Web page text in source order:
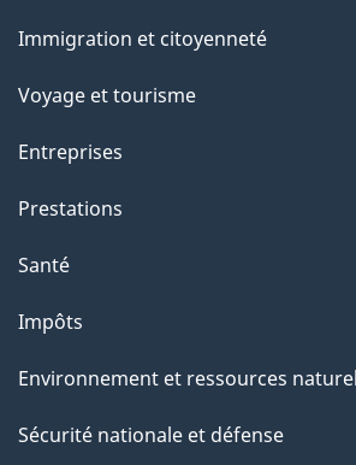
sujets
Immigration et citoyenneté
Voyage et tourisme
Entreprises
Prestations
Santé
Impôts
Environnement et ressources
Sécurité nationale et défense